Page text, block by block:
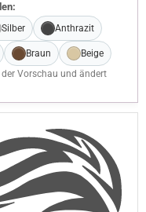
Silber Anthrazit
Braun
Beige
Vorschau und ändert